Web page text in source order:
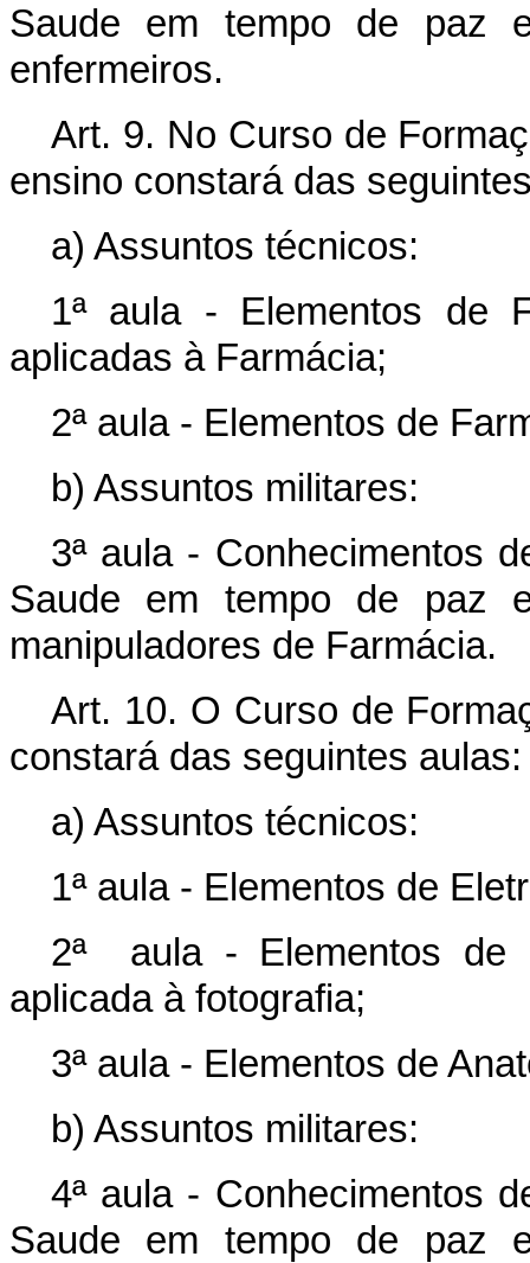
Saude em tempo de paz
enfermeiros.
Art. 9. No Curso de
ensino constará das
a) Assuntos técnicos:
1ª aula - Elementos de
aplicadas à Farmácia;
2ª aula - Elementos de
b) Assuntos militares:
3ª aula - Conhecimentos
Saude em tempo de paz
manipuladores de Farmácia.
Art. 10. O Curso de
constará das seguintes aulas:
a) Assuntos técnicos:
1ª aula - Elementos de
2ª aula - Elementos de
aplicada à fotografia;
3ª aula - Elementos de
b) Assuntos militares:
4ª aula - Conhecimentos
Saude em tempo de paz